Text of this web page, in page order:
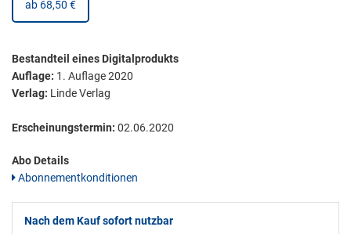
ab 68,50 €
Bestandteil eines Digitalprodukts
Auflage: 1. Auflage 2020
Verlag: Linde Verlag
Erscheinungstermin: 02.06.2020
Abo Details
Abonnementkonditionen
Nach dem Kauf sofort nutzbar